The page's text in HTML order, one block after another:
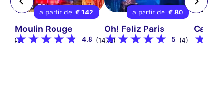
(243)
a partir de € 142
Moulin Rouge
4.8 (1478)
a partir de € 80
Oh! Feliz Paris
5 (4)